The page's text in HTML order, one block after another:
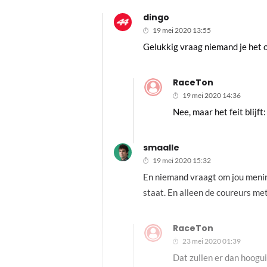
dingo
19 mei 2020 13:55
Gelukkig vraag niemand je het
RaceTon
19 mei 2020 14:36
Nee, maar het feit blijft:
smaalle
19 mei 2020 15:32
En niemand vraagt om jou
staat. En alleen de coureurs
RaceTon
23 mei 2020 01:39
Dat zullen er dan